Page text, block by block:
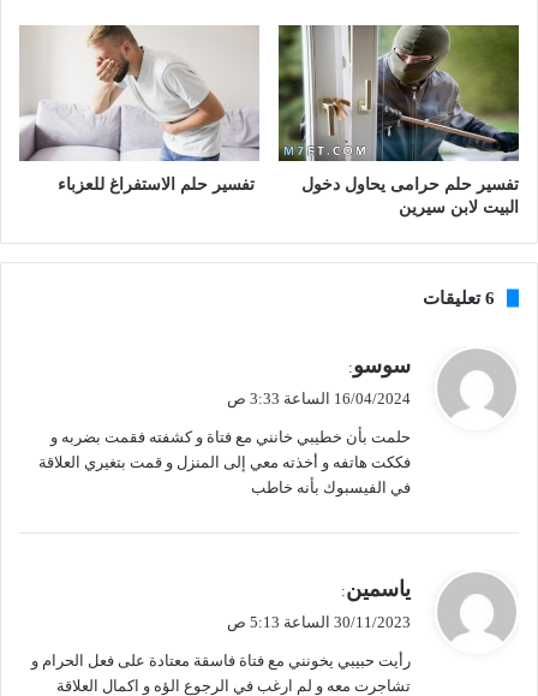
تفسير حلم حرامى يحاول دخول
البيت لابن سيرين
تفسير حلم الاستفراغ للعزباء
‫6 تعليقات
ي
ل
سوسو:
16/04/2024 الساعة 3:33 ص
حلمت بأن خطيبي خانني مع فتاة و كشفته فقمت بضربه و
فككت هاتفه و أخذته معي إلى المنزل و قمت بتغيري العلاقة
في الفيسبوك بأنه خاطب
ل
ياسمين:
30/11/2023 الساعة 5:13 ص
رأيت حبيبي يخونني مع فتاة فاسقة معتادة على فعل الحرام و
تشاجرت معه و لم ارغب في الرجوع الؤه و اكمال العلاقة